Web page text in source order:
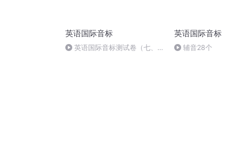
英语国际音标
英语国际音标测试卷（七、朗
英语国际音标
辅音28个